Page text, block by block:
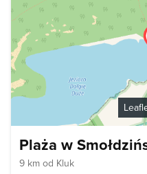
Plaża w
9 km od Kluk